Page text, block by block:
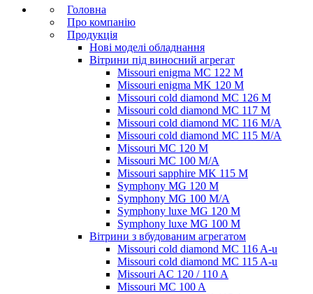
Головна
Про компанію
Продукція
Нові моделі обладнання
Вітрини під виносний агрегат
Missouri enigma MC 122 M
Missouri enigma MK 120 M
Missouri cold diamond MC 126 M
Missouri cold diamond MC 117 M
Missouri cold diamond MC 116 M/A
Missouri cold diamond MC 115 M/A
Missouri MC 120 M
Missouri MC 100 M/A
Missouri sapphire MK 115 M
Symphony MG 120 M
Symphony MG 100 M/А
Symphony luxe MG 120 M
Symphony luxe MG 100 M
Вітрини з вбудованим агрегатом
Missouri cold diamond MC 116 A-u
Missouri cold diamond MC 115 A-u
Missouri AC 120 / 110 A
Missouri MC 100 A